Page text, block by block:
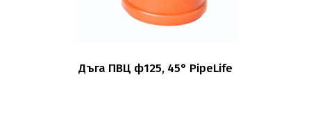
Дъга ПВЦ ф125, 45° PipeLife